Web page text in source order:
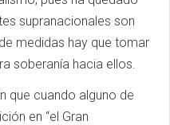
supranacionales son
medidas hay que tomar
soberanía hacia ellos.
cuando alguno de
en “el Gran